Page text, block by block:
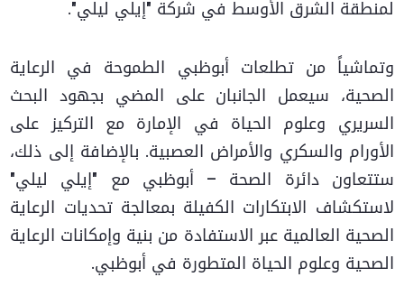
لمنطقة الشرق الأوسط في شركة "إيلي ليلي".
وتماشياً من تطلعات أبوظبي الطموحة في الرعاية
الصحية، سيعمل الجانبان على المضي بجهود البحث
السريري وعلوم الحياة في الإمارة مع التركيز على
الأورام والسكري والأمراض العصبية. بالإضافة إلى ذلك،
ستتعاون دائرة الصحة – أبوظبي مع "إيلي ليلي"
لاستكشاف الابتكارات الكفيلة بمعالجة تحديات الرعاية
الصحية العالمية عبر الاستفادة من بنية وإمكانات الرعاية
الصحية وعلوم الحياة المتطورة في أبوظبي.